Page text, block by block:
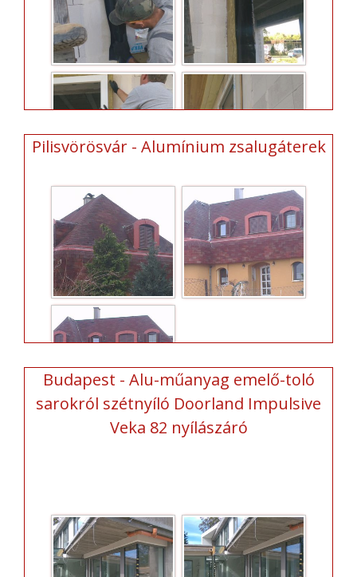
Pilisvörösvár - Alumínium zsalugáterek
Budapest - Alu-műanyag emelő-toló
sarokról szétnyíló Doorland Impulsive
Veka 82 nyílászáró